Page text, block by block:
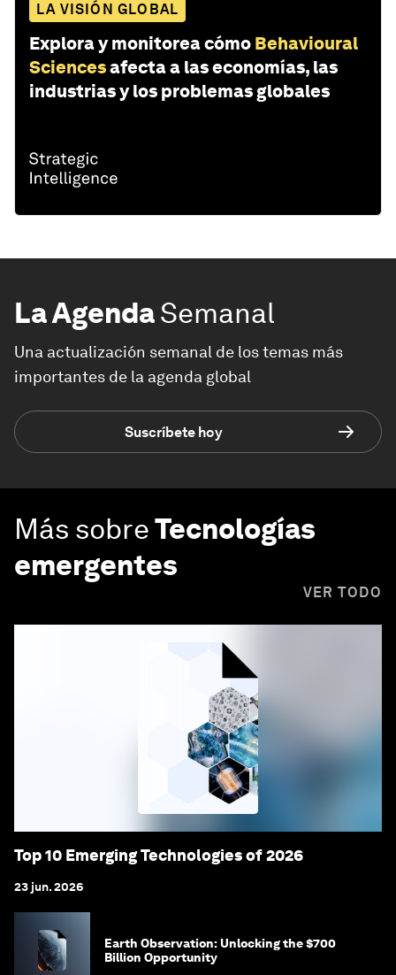
LA VISIÓN GLOBAL
Explora y monitorea cómo Behavioural
Sciencesafecta a las economías, las
industrias y los problemas globales
La AgendaSemanal
Una actualización semanal de los temas más
importantes de la agenda global
Suscríbete hoy
Más sobreTecnologías
emergentes
VER TODO
Top 10 Emerging Technologies of 2026
23 jun. 2026
Earth Observation: Unlocking the $700
Billion Opportunity